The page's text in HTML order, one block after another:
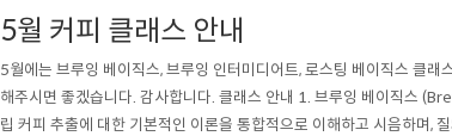
5월 커피 클래스 안내
5월에는 브루잉 베이직스, 브루잉 인터미디어트, 로스팅 베이직스 클
해주시면 좋겠습니다. 감사합니다. 클래스 안내 1. 브루잉 베이직스
립 커피 추출에 대한 기본적인 이론을 통합적으로 이해하고 시음하며,